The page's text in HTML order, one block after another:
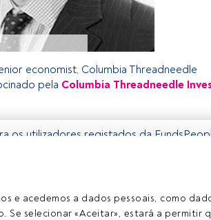
e acedemos a dados pessoais, como
Se selecionar «Aceitar», estará a permitir
economist, Columbia Threadneedle
pela Columbia Threadneedle
os utilizadores registados da
desfrutar de todo o universo que a
a Fundspeople